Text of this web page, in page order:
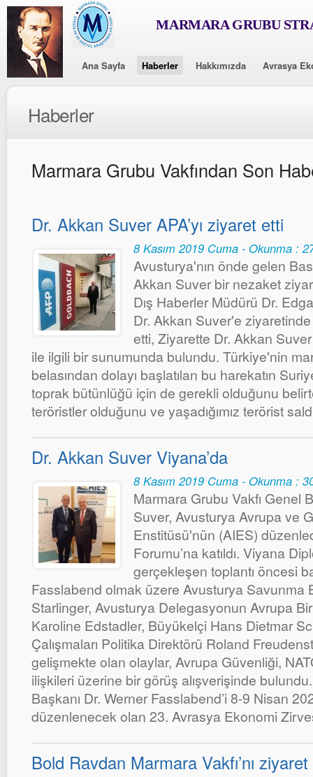
MARMARA GRUBU
Ana Sayfa Haberler Hakkımızda Avrasya
Haberler
Marmara Grubu Vakfından Son
Dr. Akkan Suver APA’yı ziyaret etti
8 Kasım 2019 Cuma - Okunma :
Avusturya'nın önde gelen
Akkan Suver bir nezaket
Dış Haberler Müdürü Dr.
Dr. Akkan Suver'e ziyaretinde
etti, Ziyarette Dr. Akkan Suver
ile ilgili bir sunumunda bulundu. Türkiye'nin
belasından dolayı başlatılan bu harekatın
toprak bütünlüğü için de gerekli olduğunu
teröristler olduğunu ve yaşadığımız terörist
Dr. Akkan Suver Viyana’da
8 Kasım 2019 Cuma - Okunma :
Marmara Grubu Vakfı Genel
Suver, Avusturya Avrupa ve
Enstitüsü'nün (AIES)
Forumu’na katıldı. Viyana
gerçekleşen toplantı öncesi
Fasslabend olmak üzere Avusturya Savunma
Starlinger, Avusturya Delegasyonun Avrupa
Karoline Edstadler, Büyükelçi Hans Dietmar
Çalışmaları Politika Direktörü Roland
gelişmekte olan olaylar, Avrupa Güvenliği,
ilişkileri üzerine bir görüş alışverişinde
Başkanı Dr. Werner Fasslabend’i 8-9 Nisan
düzenlenecek olan 23. Avrasya Ekonomi
Bold Ravdan Marmara Vakfı’nı